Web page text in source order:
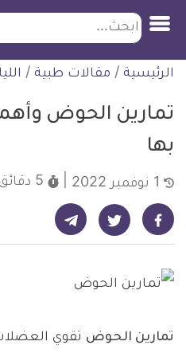
التخطي
للمحتوى
ابحث
الرئيسية / مقالات طبية /
تمارين الحوض
بها
5 دقائق
شارك على فيسبوك - ديلي ميديكال انفو شارك على تويتر - ديلي ميديكال انفو شارك على تيليجرام - ديلي ميديكال انفو
تمارين الحوض تقوي